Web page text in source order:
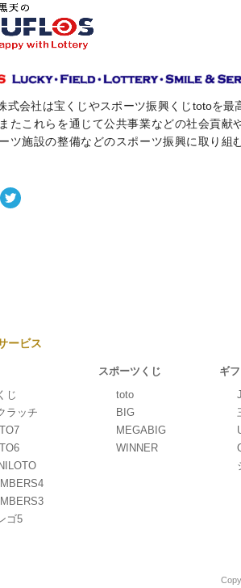
式会社は宝くじやスポーツ振興くじtotoを最
たこれらを通じて公共事業などの社会貢献
ツ施設の整備などのスポーツ振興に取り組
ービス
じ
ラッチ
ゴ5
スポーツくじ
toto
BIG
MEGABIG
WINNER
ギ